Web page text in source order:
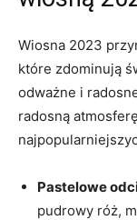
Wiosna 2023
które zdominują
odważne i
radosną
Pastelowe
pudrowy róż,